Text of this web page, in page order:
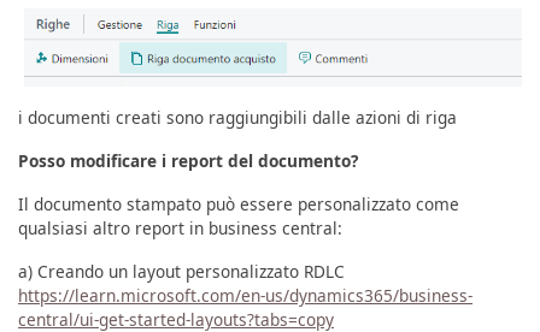
i documenti creati sono raggiungibili dalle azioni di riga
Posso modificare i report del documento?
Il documento stampato può essere personalizzato come
qualsiasi altro report in business central:
a) Creando un layout personalizzato RDLC
https://learn.microsoft.com/en-us/dynamics365/business-
central/ui-get-started-layouts?tabs=copy